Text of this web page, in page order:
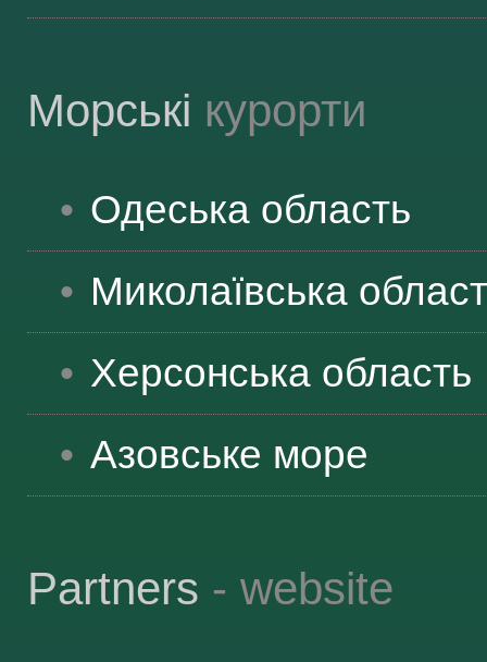
Морські курорти
Одеська область
Миколаївська
Херсонська область
Азовське море
Partners - website